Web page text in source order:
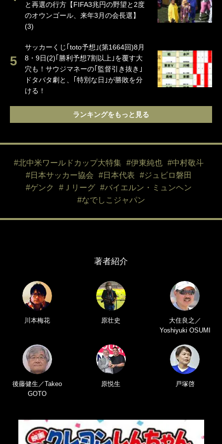
と再選の行方【FIFA3兆円の野望と2度
のオウンゴール、来年3月の会長選】
(3)
サッカーくじ｢toto予想｣(第1664回)8月
8・9日(2)｢勝利予想7割以上｣を覆す大
穴も！サウジマネーの｢監督引き抜き｣
ドタバタ劇と、｢特別な日｣が勝敗を分
ける！
ランキングをもっと見る
#北中米ワールドカップ大特集 #伊東純也
#中村敬斗
#日本サッカー協会
#日本代表
#ジュビロ磐田
#ゲンク
#Ｊリーグ
#バイエルン・ミュンヘン
#なでしこジャパン
著者紹介
川本梅花 原壮史
大住良之／
Yoshiyuki OSUMI
後藤健生／Takeo
GOTO
原悦生 戸塚啓